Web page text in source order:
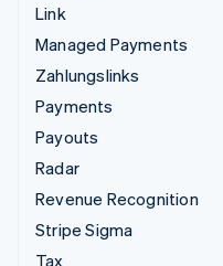
Link
Managed Payments
Zahlungslinks
Payments
Payouts
Radar
Revenue Recognition
Stripe Sigma
Tax